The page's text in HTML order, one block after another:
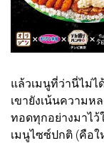
แล้วเมนูที่ว่านี่ไม่
เขายังเน้นความห
ทอดทุกอย่างมาไว้
เมนูไซซ์ปกติ (คือ